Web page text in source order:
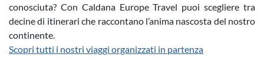
conosciuta? Con Caldana Europe Travel puoi scegliere tra
decine di itinerari che raccontano l’anima nascosta del nostro
continente.
Scopri tutti i nostri viaggi organizzati in partenza